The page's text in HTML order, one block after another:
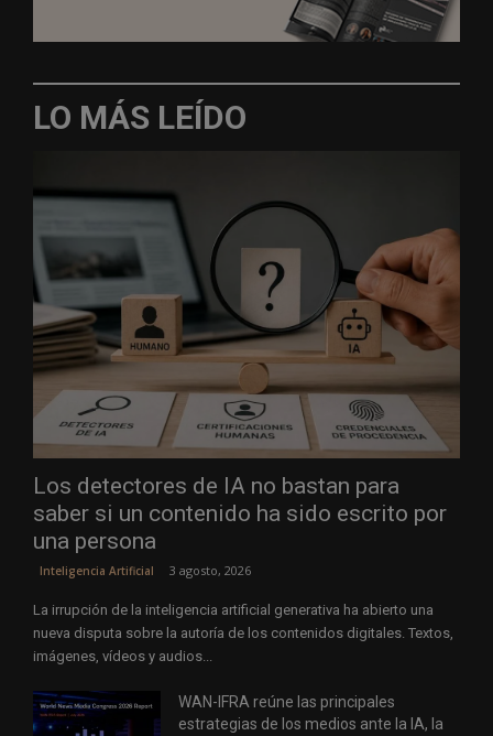
LO MÁS LEÍDO
Los detectores de IA no bastan para
saber si un contenido ha sido escrito por
una persona
Inteligencia Artificial 3 agosto, 2026
La irrupción de la inteligencia artificial generativa ha abierto una
nueva disputa sobre la autoría de los contenidos digitales. Textos,
imágenes, vídeos y audios...
WAN-IFRA reúne las principales
estrategias de los medios ante la IA, la